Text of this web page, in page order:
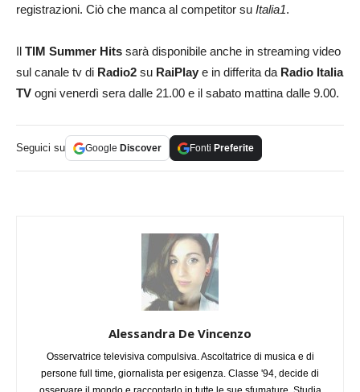
registrazioni. Ciò che manca al competitor su Italia1.
Il TIM Summer Hits sarà disponibile anche in streaming video
sul canale tv di Radio2 su RaiPlay e in differita da Radio Italia
TV ogni venerdì sera dalle 21.00 e il sabato mattina dalle 9.00.
Seguici su Google Discover Fonti Preferite
Alessandra De Vincenzo
Osservatrice televisiva compulsiva. Ascoltatrice di musica e di
persone full time, giornalista per esigenza. Classe '94, decide di